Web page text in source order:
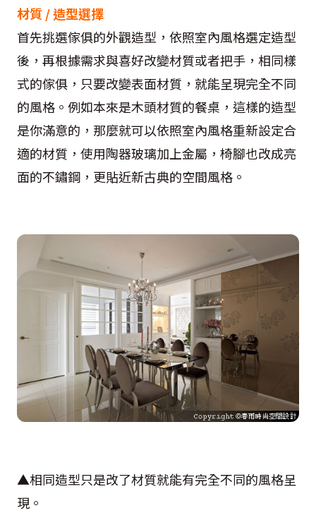
材質 / 造型選擇
首先挑選傢俱的外觀造型，依照室內風格選定造型
後，再根據需求與喜好改變材質或者把手，相同樣
式的傢俱，只要改變表面材質，就能呈現完全不同
的風格。例如本來是木頭材質的餐桌，這樣的造型
是你滿意的，那麼就可以依照室內風格重新設定合
適的材質，使用陶器玻璃加上金屬，椅腳也改成亮
面的不鏽鋼，更貼近新古典的空間風格。
▲相同造型只是改了材質就能有完全不同的風格呈
現。